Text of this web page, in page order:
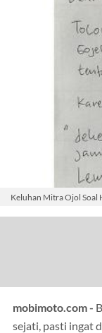
Keluhan Mitra Ojol Soal
mobimoto.com -
sejati, pasti ingat